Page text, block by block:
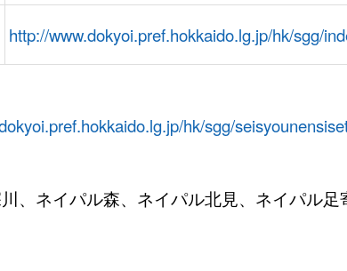
http://www.dokyoi.pref.hokkaido.lg.jp/hk/sgg/
hk/sgg/
、ネイパル森、ネイパル北見、ネイパル足